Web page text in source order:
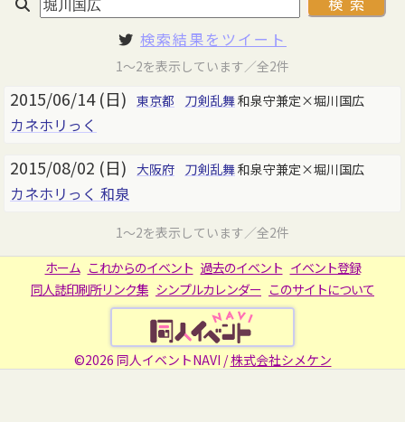
検索結果をツイート
1～2を表示しています／全2件
2015/06/14 (日) 東京都 刀剣乱舞和泉守兼定×堀川国広
カネホリっく
2015/08/02 (日) 大阪府 刀剣乱舞和泉守兼定×堀川国広
カネホリっく 和泉
1～2を表示しています／全2件
ホーム これからのイベント 過去のイベント イベント登録
同人誌印刷所リンク集 シンプルカレンダー このサイトについて
©2026 同人イベントNAVI /株式会社シメケン